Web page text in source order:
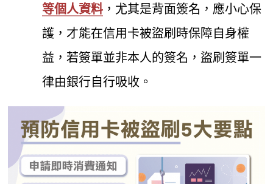
等個人資料 ，尤其是背面簽名，應小心保
護，才能在信用卡被盜刷時保障自身權
益，若簽單並非本人的簽名，盜刷簽單一
律由銀行自行吸收。